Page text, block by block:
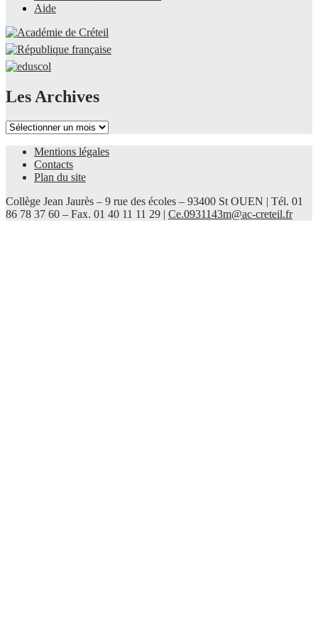
Aide
Les Archives
Les
Mentions légales
Contacts
Plan du site
Collège Jean Jaurès – 9 rue des écoles – 93400 St OUEN | Tél. 01
86 78 37 60 – Fax. 01 40 11 11 29 | Ce.0931143m@ac-creteil.fr